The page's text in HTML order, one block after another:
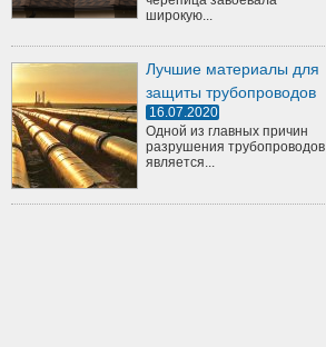
широкую...
Лучшие материалы для
защиты трубопроводов
16.07.2020
Одной из главных причин
разрушения трубопроводов
является...